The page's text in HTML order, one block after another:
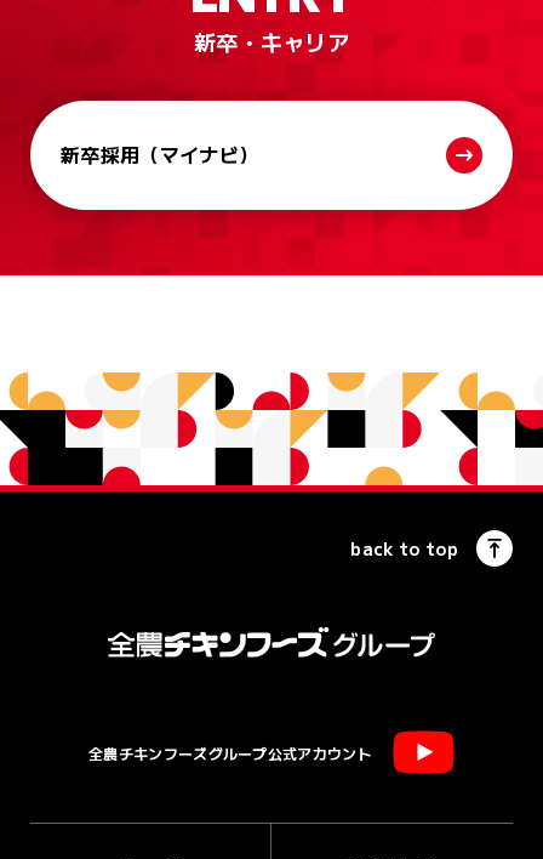
新卒・キャリア
新卒採用 （マイナビ）
back to top
全農チキンフーズグループ公式アカウント